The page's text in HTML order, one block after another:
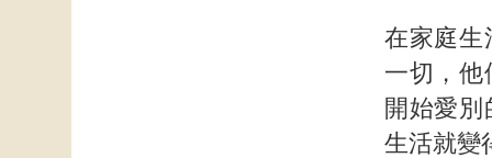
在家庭生
一切，他
開始愛
生活就變